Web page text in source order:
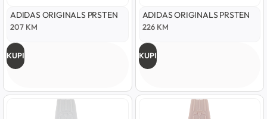
ADIDAS ORIGINALS PRSTEN
207 KM
KUPI
ADIDAS ORIGINALS PRSTEN
226 KM
KUPI